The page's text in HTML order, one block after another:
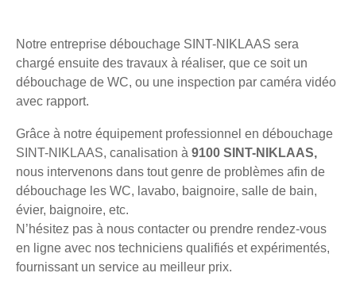
Notre entreprise débouchage SINT-NIKLAAS sera
chargé ensuite des travaux à réaliser, que ce soit un
débouchage de WC, ou une inspection par caméra vidéo
avec rapport.
Grâce à notre équipement professionnel en débouchage
SINT-NIKLAAS, canalisation à 9100 SINT-NIKLAAS,
nous intervenons dans tout genre de problèmes afin de
débouchage les WC, lavabo, baignoire, salle de bain,
évier, baignoire, etc.
N’hésitez pas à nous contacter ou prendre rendez-vous
en ligne avec nos techniciens qualifiés et expérimentés,
fournissant un service au meilleur prix.